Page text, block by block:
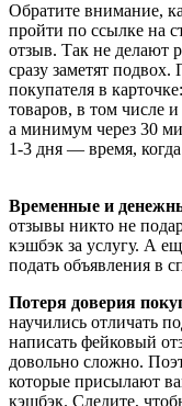
Обратите внимание,
пройти по ссылке на
отзыв. Так не делают
сразу заметят
покупателя в
товаров, в том числе и
а минимум через 30
1-3 дня — время, когда
Временные и
отзывы никто не
кэшбэк за услугу. А
подать объявления в
Потеря доверия
научились отличать
написать фейковый
довольно сложно.
которые присылают
кэшбэк. Следите,